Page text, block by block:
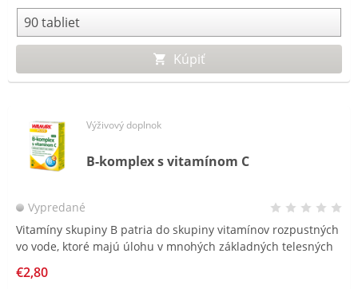
Kúpiť
Výživový doplnok
B-komplex s vitamínom C
Vypredané
Vitamíny skupiny B patria do skupiny vitamínov rozpustných
vo vode, ktoré majú úlohu v mnohých základných telesných
pri varení alebo spracovaní potravín.
€2,80